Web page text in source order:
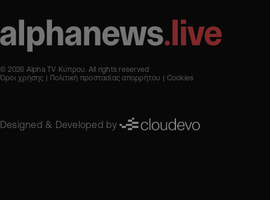
© 2026 Alpha TV Κύπρου. All rights reserved
Όροι χρήσης
Πολιτική προστασίας απορρήτου Cookies
Designed & Developed by